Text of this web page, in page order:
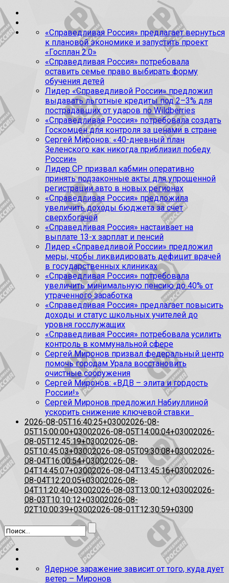
«Справедливая Россия» предлагает вернуться
к плановой экономике и запустить проект
«Госплан 2.0»
«Справедливая Россия» потребовала
оставить семье право выбирать форму
обучения детей
Лидер «Справедливой России» предложил
выдавать льготные кредиты под 2–3% для
пострадавших от ударов по Wildberries
«Справедливая Россия» потребовала создать
Госкомцен для контроля за ценами в стране
Сергей Миронов: «40-дневный план
Зеленского как никогда приблизил победу
России»
Лидер СР призвал кабмин оперативно
принять подзаконные акты для упрощенной
регистрации авто в новых регионах
«Справедливая Россия» предложила
увеличить доходы бюджета за счет
сверхбогачей
«Справедливая Россия» настаивает на
выплате 13-х зарплат и пенсий
Лидер «Справедливой России» предложил
меры, чтобы ликвидировать дефицит врачей
в государственных клиниках
«Справедливая Россия» потребовала
увеличить минимальную пенсию до 40% от
утраченного заработка
«Справедливая Россия» предлагает повысить
доходы и статус школьных учителей до
уровня госслужащих
«Справедливая Россия» потребовала усилить
контроль в коммунальной сфере
Сергей Миронов призвал федеральный центр
помочь городам Урала восстановить
очистные сооружения
Сергей Миронов: «ВДВ – элита и гордость
России!»
Сергей Миронов предложил Набиуллиной
ускорить снижение ключевой ставки
2026-08-05T16:40:25+03002026-08-
05T15:00:00+03002026-08-05T14:00:04+03002026-
08-05T12:45:19+03002026-08-
05T10:45:03+03002026-08-05T09:30:08+03002026-
08-04T16:00:54+03002026-08-
04T14:45:07+03002026-08-04T13:45:16+03002026-
08-04T12:20:05+03002026-08-
04T11:20:40+03002026-08-03T13:00:12+03002026-
08-03T10:10:12+03002026-08-
02T10:00:39+03002026-08-01T12:30:59+0300
Ядерное заражение зависит от того, куда дует
ветер – Миронов